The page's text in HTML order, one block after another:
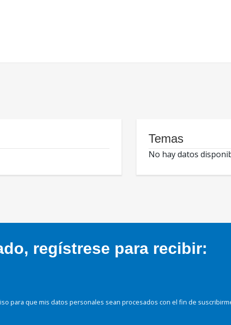
Temas
No hay datos
regístrese para recibir:
para que mis datos personales sean procesados con el fin de